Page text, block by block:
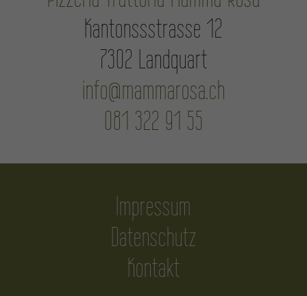
Kantonssstrasse 12
7302 Landquart
info@mammarosa.ch
081 322 91 55
Impressum
Datenschutz
Kontakt